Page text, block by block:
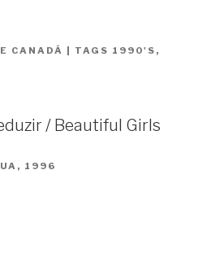
CANADÁ TAGS 1990'S ,
/ Beautiful Girls
1996